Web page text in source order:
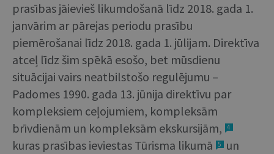
prasības jāievieš likumdošanā līdz 2018. gada 1.
janvārim ar pārejas periodu prasību
piemērošanai līdz 2018. gada 1. jūlijam. Direktīva
atceļ līdz šim spēkā esošo, bet mūsdienu
situācijai vairs neatbilstošo regulējumu –
Padomes 1990. gada 13. jūnija direktīvu par
kompleksiem ceļojumiem, kompleksām
brīvdienām un kompleksām ekskursijām,
4
kuras prasības ieviestas Tūrisma likumā 5
un